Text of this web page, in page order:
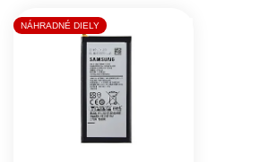
Výpis produktov
NÁHRADNÉ DIELY